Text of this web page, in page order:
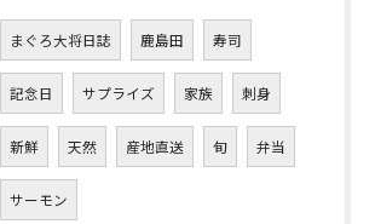
まぐろ大将日誌 鹿島田 寿司
記念日 サプライズ 家族 刺身
新鮮 天然 産地直送 旬 弁当
サーモン